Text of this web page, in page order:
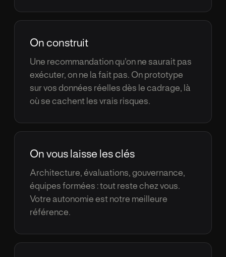
On construit
Une recommandation qu'on ne saurait pas
exécuter, on ne la fait pas. On prototype
sur vos données réelles dès le cadrage, là
oùse cachent les vrais risques.
On vous laisse les clés
Architecture,évaluations, gouvernance,
équipes formées : tout reste chez vous.
Votre autonomie est notre meilleure
référence.